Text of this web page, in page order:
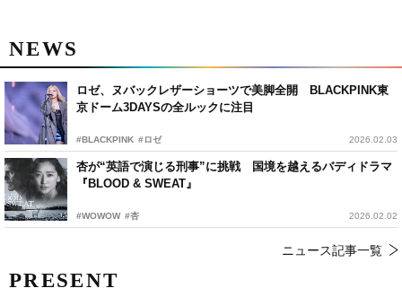
NEWS
ロゼ、ヌバックレザーショーツで美脚全開 BLACKPINK東
京ドーム3DAYSの全ルックに注目
#BLACKPINK #ロゼ 2026.02.03
杏が“英語で演じる刑事”に挑戦 国境を越えるバディドラマ
『BLOOD & SWEAT』
#WOWOW #杏 2026.02.02
ニュース記事一覧
PRESENT